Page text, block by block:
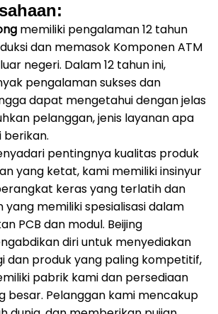
memiliki pengalaman 12 tahun
dan memasok Komponen ATM
negeri. Dalam 12 tahun ini,
pengalaman sukses dan
dapat mengetahui dengan jelas
pelanggan, jenis layanan apa
berikan.
pentingnya kualitas produk
yang ketat, kami memiliki insinyur
keras yang terlatih dan
memiliki spesialisasi dalam
PCB dan modul. Beijing
diri untuk menyediakan
dan produk yang paling kompetitif,
pabrik kami dan persediaan
besar. Pelanggan kami mencakup